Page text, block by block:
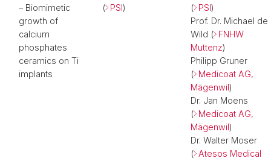
– Biomimetic
growth of
calcium
phosphates
ceramics on Ti
implants
( PSI)
( PSI)
Prof. Dr. Michael de
Wild ( FNHW
Muttenz)
Philipp Gruner
( Medicoat AG,
Mägenwil)
Dr. Jan Moens
( Medicoat AG,
Mägenwil)
Dr. Walter Moser
( Atesos Medical